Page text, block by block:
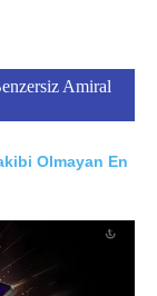
Amiral
Olmayan En